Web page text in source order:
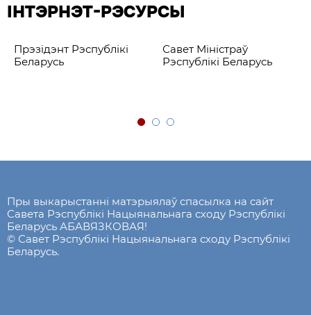
ІНТЭРНЭТ-РЭСУРСЫ
Прэзідэнт Рэспублікі
Беларусь
Савет Міністраў
Рэспублікі Беларусь
Пры выкарыстанні матэрыялаў спасылка на сайт
Савета Рэспублікі Нацыянальнага сходу Рэспублікі
Беларусь АБАВЯЗКОВАЯ!
© Савет Рэспублікі Нацыянальнага сходу Рэспублікі
Беларусь.